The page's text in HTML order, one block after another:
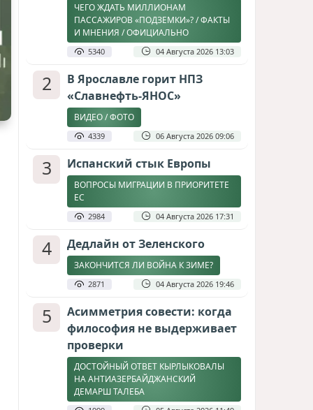
ЧЕГО ЖДАТЬ МИЛЛИОНАМ
ПАССАЖИРОВ «ПОДЗЕМКИ»? / ФАКТЫ
И МНЕНИЯ / ОФИЦИАЛЬНО
5340 04 Августа 2026 13:03
2
В Ярославле горит НПЗ
«Славнефть-ЯНОС»
ВИДЕО / ФОТО
4339 06 Августа 2026 09:06
3 Испанский стык Европы
ВОПРОСЫ МИГРАЦИИ В ПРИОРИТЕТЕ
ЕС
2984 04 Августа 2026 17:31
4 Дедлайн от Зеленского
ЗАКОНЧИТСЯ ЛИ ВОЙНА К ЗИМЕ?
2871 04 Августа 2026 19:46
5
Асимметрия совести: когда
философия не выдерживает
проверки
ДОСТОЙНЫЙ ОТВЕТ КЫРЛЫКОВАЛЫ
НА АНТИАЗЕРБАЙДЖАНСКИЙ
ДЕМАРШ ТАЛЕБА